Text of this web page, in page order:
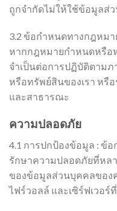
ถูกจำกัดไม่ให้ใช้ข้อมูลส่
3.2 ข้อกำหนดทางกฎหมา
หากกฎหมายกำหนดหรือ
จำเป็นต่อการปฏิบัติตาม
หรือทรัพย์สินของเรา หรื
และสาธารณะ
ความปลอดภัย
4.1 การปกป้องข้อมูล : ข้อ
รักษาความปลอดภัยที่หล
ของข้อมูลส่วนบุคคลของ
ไฟร์วอลล์ และเซิร์ฟเวอร์